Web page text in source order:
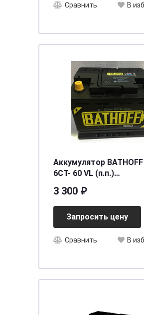
Сравнить В
Аккумулятор
6СТ- 60 VL (п.п.)
[L2]
3 300 ₽
Запросить цену
Сравнить В